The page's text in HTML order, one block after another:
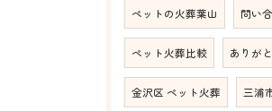
ペットの火葬葉山 問い
ペット火葬比較 ありが
金沢区 ペット火葬 三浦